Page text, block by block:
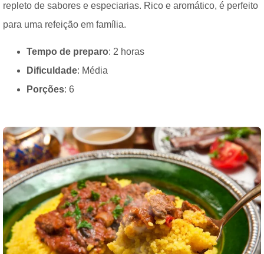
repleto de sabores e especiarias. Rico e aromático, é perfeito
para uma refeição em família.
Tempo de preparo: 2 horas
Dificuldade: Média
Porções: 6